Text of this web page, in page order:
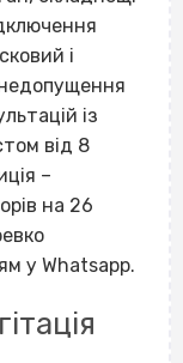
і
із
від 8
–
на 26
у Whatsapp.